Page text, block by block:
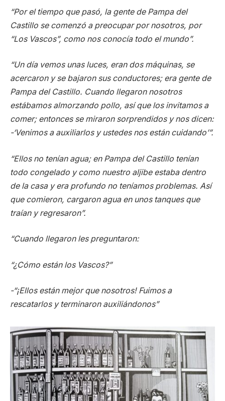
“Por el tiempo que pasó, la gente de Pampa del
Castillo se comenzó a preocupar por nosotros, por
“Los Vascos”, como nos conocía todo el mundo”.
“Un día vemos unas luces, eran dos máquinas, se
acercaron y se bajaron sus conductores; era gente de
Pampa del Castillo. Cuando llegaron nosotros
estábamos almorzando pollo, así que los invitamos a
comer; entonces se miraron sorprendidos y nos dicen:
-‘Venimos a auxiliarlos y ustedes nos están cuidando’”.
“Ellos no tenían agua; en Pampa del Castillo tenían
todo congelado y como nuestro aljibe estaba dentro
de la casa y era profundo no teníamos problemas. Así
que comieron, cargaron agua en unos tanques que
traían y regresaron”.
“Cuando llegaron les preguntaron:
“¿Cómo están los Vascos?”
-“¡Ellos están mejor que nosotros! Fuimos a
rescatarlos y terminaron auxiliándonos”